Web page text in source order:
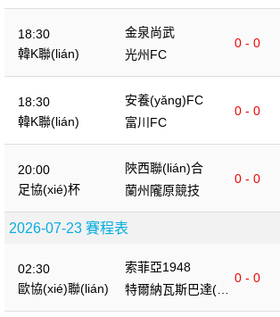
18:30
韓K聯(lián)
金泉尚武
0 - 0
光州FC
18:30
韓K聯(lián)
安養(yǎng)FC
0 - 0
富川FC
20:00
足協(xié)杯
陜西聯(lián)合
0 - 0
蘭州隴原競技
2026-07-23 賽程表
02:30
歐協(xié)聯(lián)
索菲亞1948
0 - 0
特爾納瓦斯巴達(d
á)克